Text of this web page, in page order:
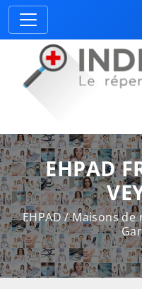
EHPAD
EHPAD / Maisons